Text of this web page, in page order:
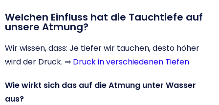
Welchen Einfluss hat die Tauchtiefe auf
unsere Atmung?
Wir wissen, dass: Je tiefer wir tauchen, desto höher
wird der Druck. ⇒ Druck in verschiedenen Tiefen
Wie wirkt sich das auf die Atmung unter Wasser
aus?